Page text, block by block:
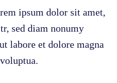
ipsum dolor sit amet,
sed diam nonumy
labore et dolore magna